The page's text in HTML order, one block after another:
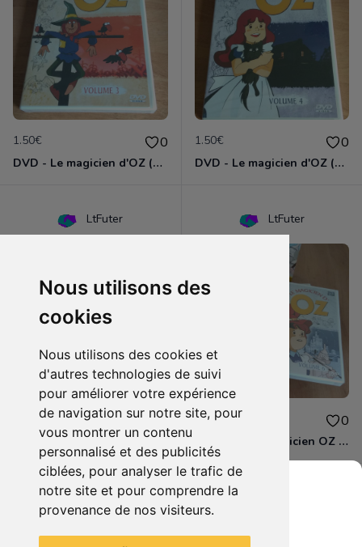
Nous utilisons des
cookies
Nous utilisons des cookies et
d'autres technologies de suivi
pour améliorer votre expérience
de navigation sur notre site, pour
vous montrer un contenu
personnalisé et des publicités
ciblées, pour analyser le trafic de
notre site et pour comprendre la
provenance de nos visiteurs.
1.50€ 0
DVD - Le magicien d'OZ (volume 3)
1.50€ 0
DVD - Le magicien d'OZ (volume 4)
LtFuter
1.50€ 0
DVD - Le magicien d'OZ (volume 5)
LtFuter
8.00€ 0
Coffret DVD Magicien OZ Part. 2
Grenier du Geek